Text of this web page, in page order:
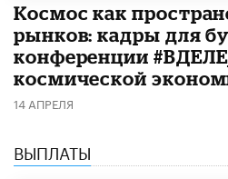
Космос как
рынков: кадры для
конференции
космической
14 АПРЕЛЯ
ВЫПЛАТЫ